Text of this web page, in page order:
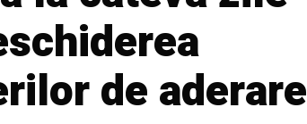
de aderare